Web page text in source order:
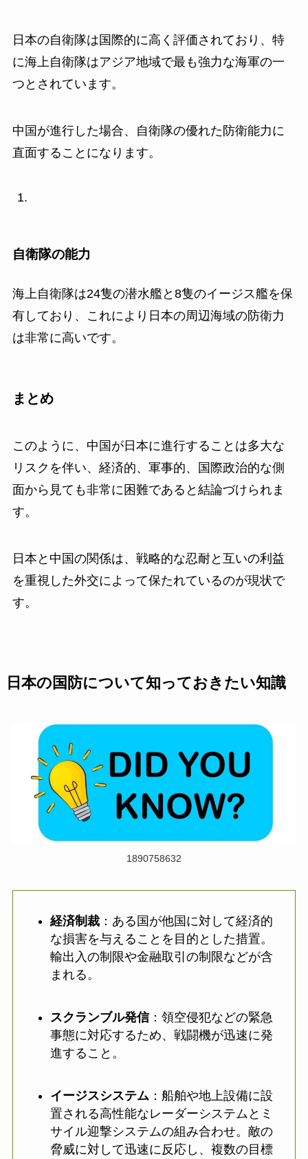
日本の自衛隊は国際的に高く評価されており、特
に海上自衛隊はアジア地域で最も強力な海軍の一
つとされています。
中国が進行した場合、自衛隊の優れた防衛能力に
直面することになります。
自衛隊の能力
海上自衛隊は24隻の潜水艦と8隻のイージス艦を保
有しており、これにより日本の周辺海域の防衛力
は非常に高いです。
まとめ
このように、中国が日本に進行することは多大な
リスクを伴い、経済的、軍事的、国際政治的な側
面から見ても非常に困難であると結論づけられま
す。
日本と中国の関係は、戦略的な忍耐と互いの利益
を重視した外交によって保たれているのが現状で
す。
日本の国防について知っておきたい知識
1890758632
経済制裁：ある国が他国に対して経済的
な損害を与えることを目的とした措置。
輸出入の制限や金融取引の制限などが含
まれる。
スクランブル発信：領空侵犯などの緊急
事態に対応するため、戦闘機が迅速に発
進すること。
イージスシステム ：船舶や地上設備に設
置される高性能なレーダーシステムとミ
サイル迎撃システムの組み合わせ。敵の
脅威に対して迅速に反応し、複数の目標